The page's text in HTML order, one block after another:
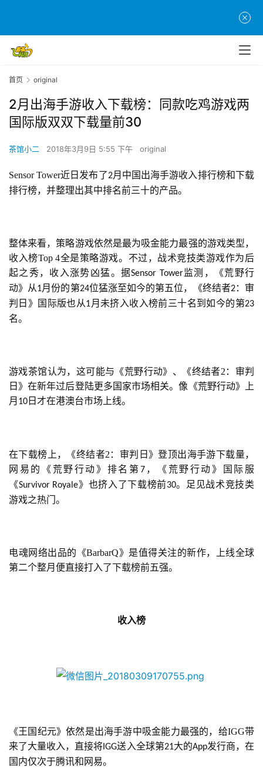
原
创
首页 original
2月出海手游收入下载榜：同款吃鸡游戏两
国际版双双下载量前30
茶馆小二 2018年3月9日 5:55 下午 original
Sensor Tower近日发布了2月中国出海手游收入排行榜和下载
排行榜，并整理出其中排名前三十的产品。
整体来看，策略游戏依然是最为吸金能力最强的游戏类型，
收入榜Top 4全是策略游戏。不过，战术竞技类游戏作为后
起之秀，收入涨势凶猛。据Sensor Tower监测，《荒野行
动》从1月份的第24位猛涨至如今的第五位，《终结者2：审
判日》国际版也从1月未挤入收入榜前三十名到如今的第23
名。
游戏茶馆认为，这可能与《荒野行动》、《终结者2：审判
日》在新年过后登陆更多国家市场相关。像《荒野行动》上
月 10 日才在港澳台市场上线。
在下载榜上，《终结者2：审判日》登顶出海手游下载量，
网易的《荒野行动》排名第 7，《荒野行动》国际服
《Survivor Royale》也挤入了下载榜前30。足见战术竞技类
游戏之热门。
电魂网络出品的《BarbarQ》是值得关注的新作，上线全球
第二个整月便直接打入了下载榜前五强。
收入榜
《王国纪元》依然是出海手游中吸金能力最强的，给IGG带
来了大量收入，直接将IGG送入全球第21大的App发行商，在
国内仅次于腾讯和网易。